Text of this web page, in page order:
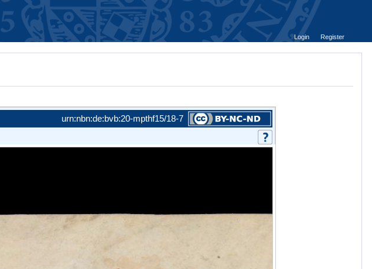
Login
Register